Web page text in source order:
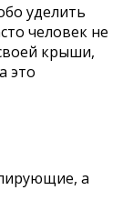
уделить
человек не
крыши,
это
а